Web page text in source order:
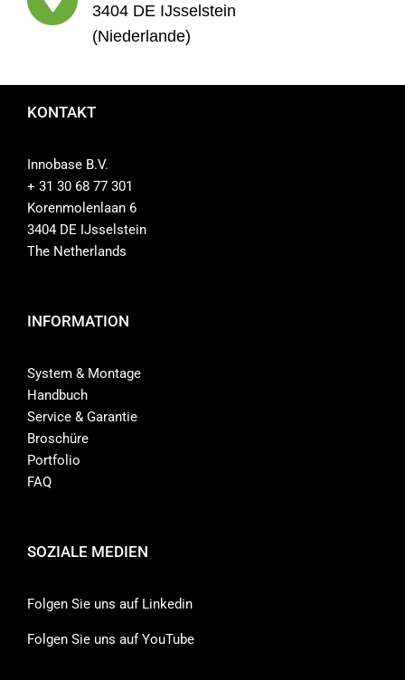
3404 DE IJsselstein
(Niederlande)
KONTAKT
Innobase B.V.
+ 31 30 68 77 301
Korenmolenlaan 6
3404 DE IJsselstein
The Netherlands
INFORMATION
System & Montage
Handbuch
Service & Garantie
Broschüre
Portfolio
FAQ
SOZIALE MEDIEN
Folgen Sie uns auf Linkedin
Folgen Sie uns auf YouTube